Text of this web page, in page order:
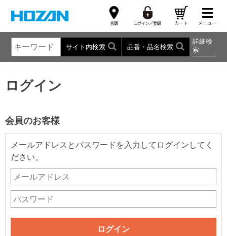
サイト内検索 品番・品名検索
詳細検
索
ログイン
会員のお客様
メールアドレスとパスワードを入力してログインしてく
ださい。